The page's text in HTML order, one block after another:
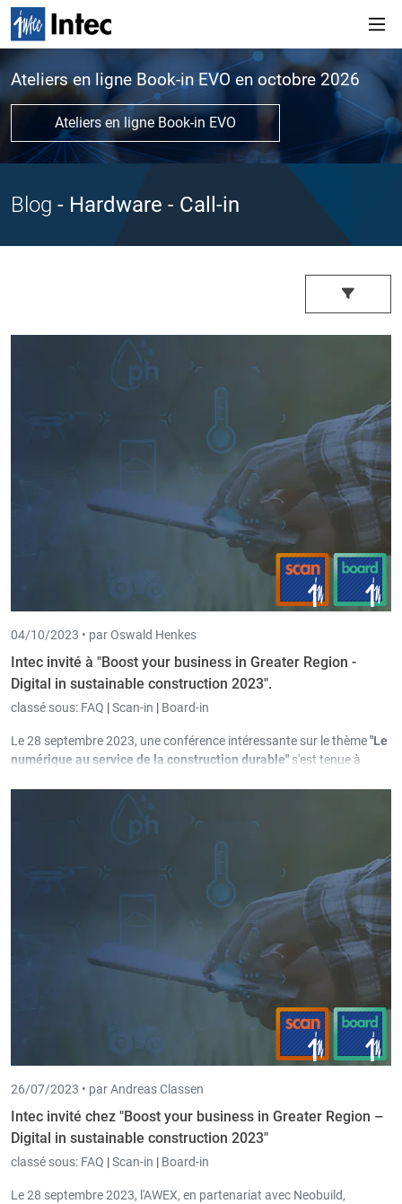
Ateliers en ligne Book-in EVO en octobre 2026
Ateliers en ligne Book-in EVO
Blog - Hardware - Call-in
04/10/2023 • par Oswald Henkes
Intec invité à "Boost your business in Greater Region -
Digital in sustainable construction 2023".
classé sous: FAQ |Scan-in | Board-in
Le 28 septembre 2023, une conférence intéressante sur le thème"Le
numérique au service de la construction durable" s'est tenue à
cette conférence, Oswald Henkes, directeur général d'Intec, a
apporté son expertise et faisait partie d'un groupe d'experts qui a
discuté intensément des nombreuses possibilités offertes par la
26/07/2023 • par Andreas Classen
Intec invité chez "Boost your business in Greater Region –
Digital in sustainable construction 2023"
classé sous: FAQ |Scan-in | Board-in
Le 28 septembre 2023, l'AWEX, en partenariat avec Neobuild,